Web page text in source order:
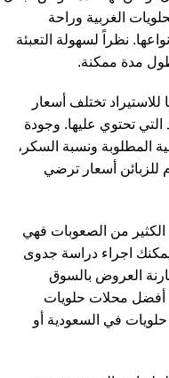
الغربية وراحة
نظراً لسهولة التعبئة
مدة ممكنة.
تختلف أسعار
التي تحتوي عليها. وجودة
المطلوبة ونسبة السكر،
للزبائن أسعار ترضي
الكثير من الصعوبات فهي
اجراء دراسة جدوى
العروض بالسوق
أفضل محلات حلويات
في السعودية أو